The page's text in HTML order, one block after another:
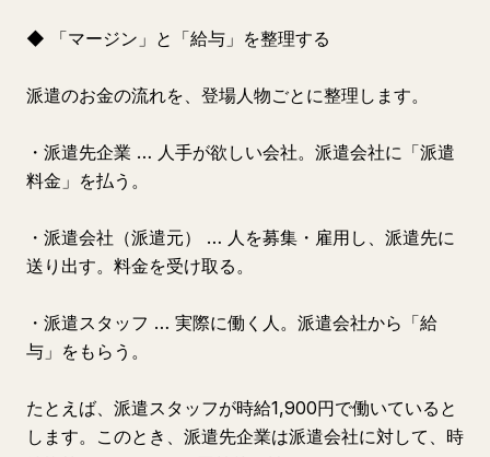
◆ 「マージン」と「給与」を整理する
派遣のお金の流れを、登場人物ごとに整理します。
・派遣先企業 … 人手が欲しい会社。派遣会社に「派遣
料金」を払う。
・派遣会社（派遣元） … 人を募集・雇用し、派遣先に
送り出す。料金を受け取る。
・派遣スタッフ … 実際に働く人。派遣会社から「給
与」をもらう。
たとえば、派遣スタッフが時給1,900円で働いていると
します。このとき、派遣先企業は派遣会社に対して、時